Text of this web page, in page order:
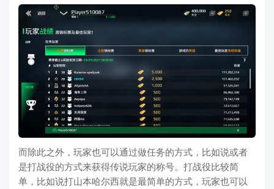
而除此之外，玩家也可以通过做任务的方式，比如说或者
是打战役的方式来获得传说玩家的称号。打战役比较简
单，比如说打山本哈尔西就是最简单的方式，玩家也可以